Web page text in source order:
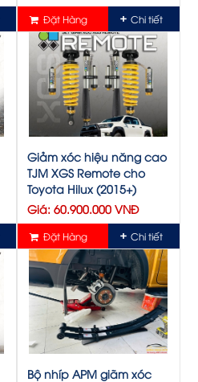
Đặt Hàng Chi tiết
Giảm xóc hiệu năng cao
TJM XGS Remote cho
Toyota Hilux (2015+)
Giá: 60.900.000 VNĐ
Đặt Hàng Chi tiết
Bộ nhíp APM giãm xóc